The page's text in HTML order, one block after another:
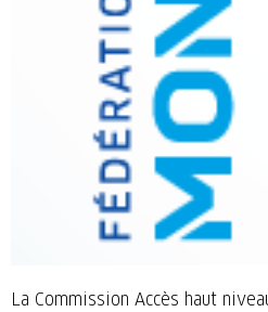
La Commission Accès haut